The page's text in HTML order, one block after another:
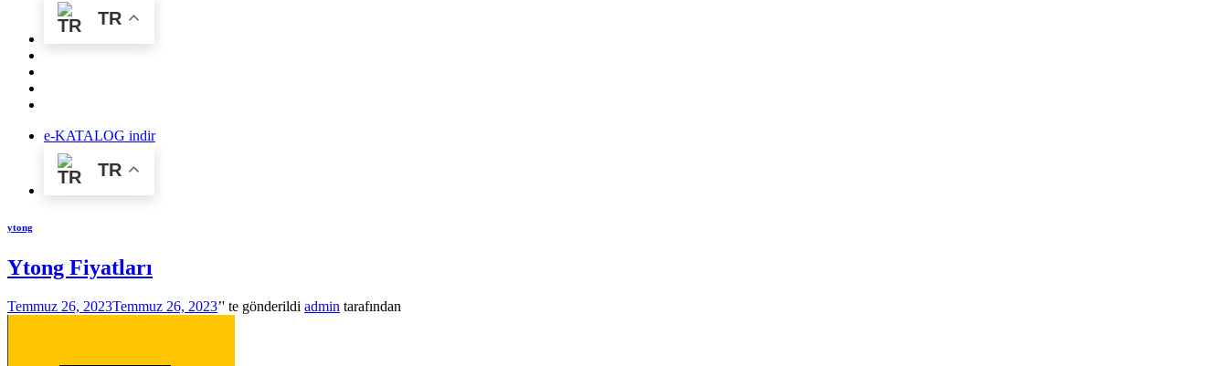
TR
e-KATALOG indir
TR
ytong
Ytong Fiyatları
Temmuz 26, 2023Temmuz 26, 2023’' te gönderildi admin tarafından